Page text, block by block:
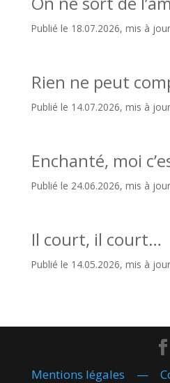
Publié le 18.07.2026, mis à
Rien ne peut
Publié le 14.07.2026, mis à
Enchanté, moi
Publié le 24.06.2026, mis à
Il court, il court…
Publié le 14.05.2026, mis à
Mentions légales —